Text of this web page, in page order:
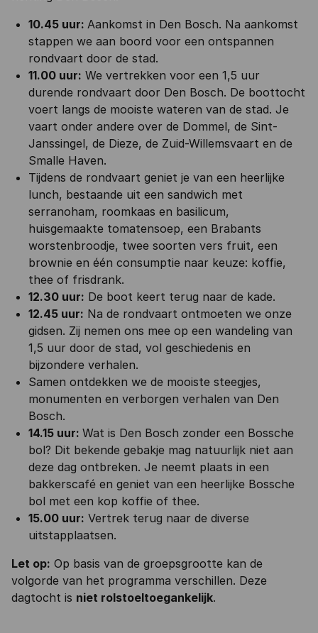
10.45 uur: Aankomst in Den Bosch. Na aankomst
stappen we aan boord voor een ontspannen
rondvaart door de stad.
11.00 uur: We vertrekken voor een 1,5 uur
durende rondvaart door Den Bosch. De boottocht
voert langs de mooiste wateren van de stad. Je
vaart onder andere over de Dommel, de Sint-
Janssingel, de Dieze, de Zuid-Willemsvaart en de
Smalle Haven.
Tijdens de rondvaart geniet je van een heerlijke
lunch, bestaande uit een sandwich met
serranoham, roomkaas en basilicum,
huisgemaakte tomatensoep, een Brabants
worstenbroodje, twee soorten vers fruit, een
brownie en één consumptie naar keuze: koffie,
thee of frisdrank.
12.30 uur: De boot keert terug naar de kade.
12.45 uur: Na de rondvaart ontmoeten we onze
gidsen. Zij nemen ons mee op een wandeling van
1,5 uur door de stad, vol geschiedenis en
bijzondere verhalen.
Samen ontdekken we de mooiste steegjes,
monumenten en verborgen verhalen van Den
Bosch.
14.15 uur: Wat is Den Bosch zonder een Bossche
bol? Dit bekende gebakje mag natuurlijk niet aan
deze dag ontbreken. Je neemt plaats in een
bakkerscafé en geniet van een heerlijke Bossche
bol met een kop koffie of thee.
15.00 uur: Vertrek terug naar de diverse
uitstapplaatsen.
Let op: Op basis van de groepsgrootte kan de
volgorde van het programma verschillen. Deze
dagtocht is niet rolstoeltoegankelijk.